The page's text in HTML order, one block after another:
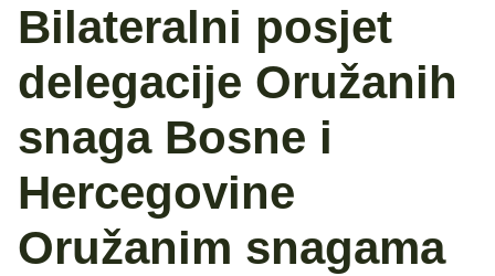
Bilateralni posjet
delegacije Oružanih
snaga Bosne i
Hercegovine
Oružanim snagama